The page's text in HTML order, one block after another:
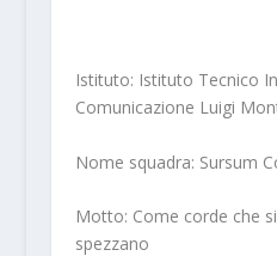
Istituto: Istituto Tecnico
Comunicazione Luigi
Nome squadra: Sursum
Motto: Come corde che
spezzano